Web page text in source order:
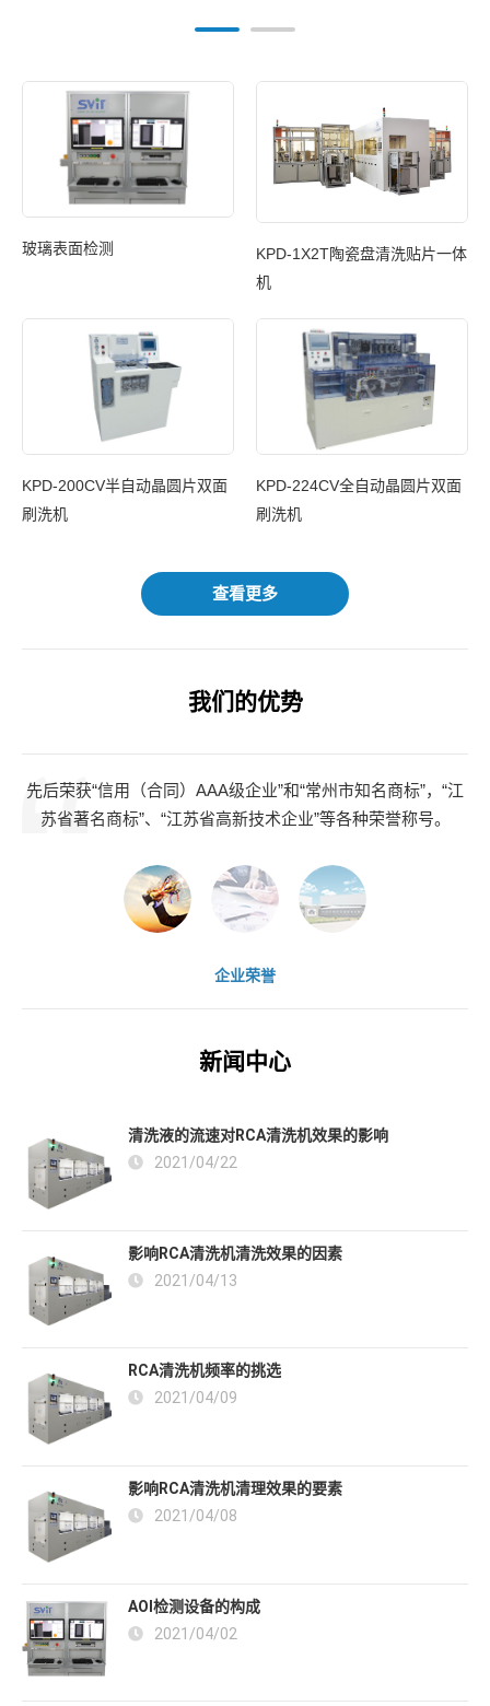
玻璃表面检测
KPD-1X2T陶瓷盘清洗贴片一体
机
KPD-200CV半自动晶圆片双面
刷洗机
KPD-224CV全自动晶圆片双面
刷洗机
查看更多
我们的优势
先后荣获“信用（合同）AAA级企业”和“常州市知名商标”，“江
苏省著名商标”、“江苏省高新技术企业”等各种荣誉称号。
企业荣誉
新闻中心
清洗液的流速对RCA清洗机效果的影响
2021/04/22
影响RCA清洗机清洗效果的因素
2021/04/13
RCA清洗机频率的挑选
2021/04/09
影响RCA清洗机清理效果的要素
2021/04/08
AOI检测设备的构成
2021/04/02